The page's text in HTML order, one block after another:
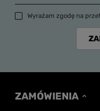
Wyrażam zgodę na przetwarzanie moich danych osobowych
ZAMÓWIENIA